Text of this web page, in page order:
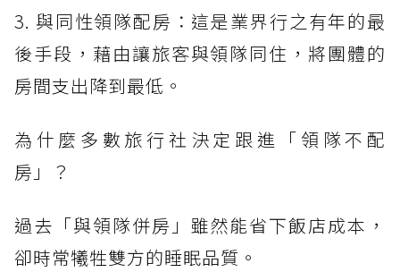
3. 與同性領隊配房：這是業界行之有年的最
後手段，藉由讓旅客與領隊同住，將團體的
房間支出降到最低。
為什麼多數旅行社決定跟進「領隊不配
房」？
過去「與領隊併房」雖然能省下飯店成本，
卻時常犧牲雙方的睡眠品質。